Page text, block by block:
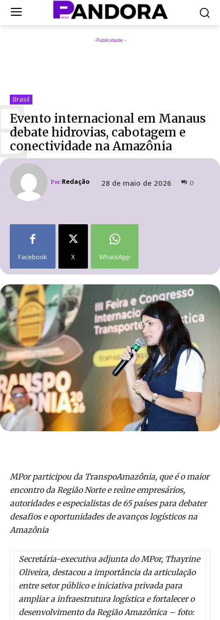
-Publicidade -
Brasil
Evento internacional em Manaus
debate hidrovias, cabotagem e
conectividade na Amazônia
Por:Redação 28 de maio de 2026 0
Facebook X WhatsApp
MPor participou da TranspoAmazônia, que é o maior
encontro da Região Norte e reúne empresários,
autoridades e especialistas de 65 países para debater
desafios e oportunidades de avanços logísticos na
Amazônia
Secretária-executiva adjunta do MPor, Thayrine
Oliveira, destacou a importância da articulação
entre setor público e iniciativa privada para
ampliar a infraestrutura logística e fortalecer o
desenvolvimento da Região Amazônica – foto: